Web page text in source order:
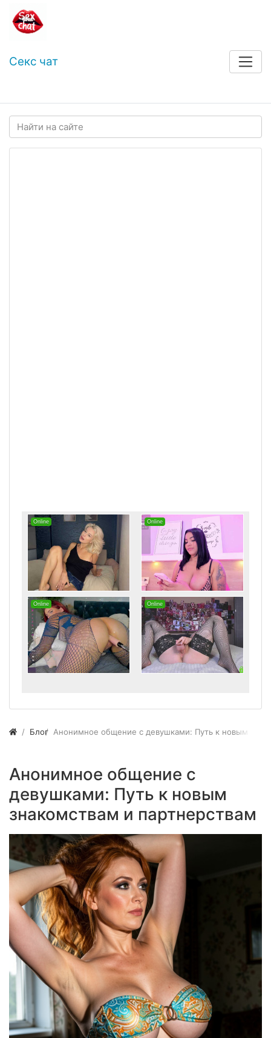
Секс чат
Блог Анонимное общение с девушками: Путь к новым
Анонимное общение с
девушками: Путь к новым
знакомствам и партнерствам